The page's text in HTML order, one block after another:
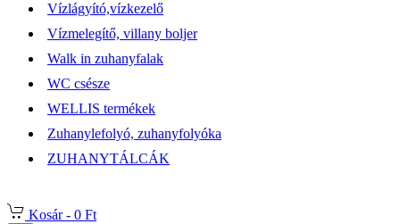
Vízlágyító,vízkezelő
Vízmelegítő, villany boljer
Walk in zuhanyfalak
WC csésze
WELLIS termékek
Zuhanylefolyó, zuhanyfolyóka
ZUHANYTÁLCÁK
Kosár - 0 Ft